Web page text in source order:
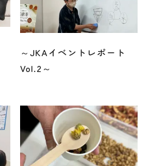
～JKAイベントレポート
Vol.2～